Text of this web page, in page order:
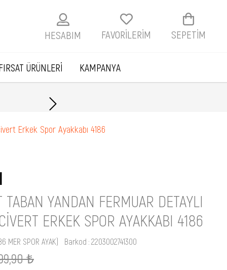
SEPETIM
FAVORİLERİM
HESABIM
ÜRÜNLERİ KAMPANYA
Erkek Spor Ayakkabı 4186
TABAN YANDAN FERMUAR DETAYLI
ERKEK SPOR AYAKKABI 4186
MER SPOR AYAK) Barkod : 2203002741300
₺